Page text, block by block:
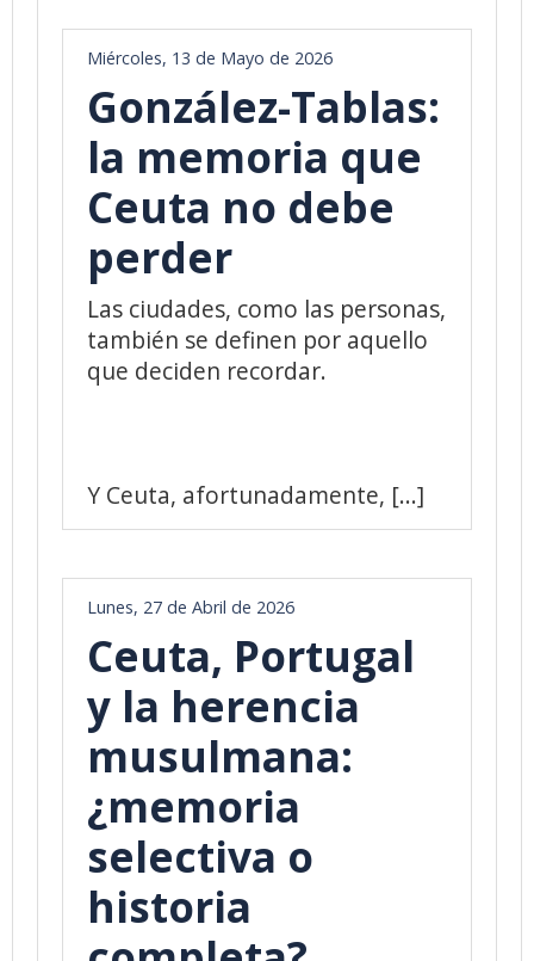
Miércoles, 13 de Mayo de 2026
González-Tablas:
la memoria que
Ceuta no debe
perder
Las ciudades, como las personas,
también se definen por aquello
que deciden recordar.
Y Ceuta, afortunadamente, [...]
Lunes, 27 de Abril de 2026
Ceuta, Portugal
y la herencia
musulmana:
¿memoria
selectiva o
historia